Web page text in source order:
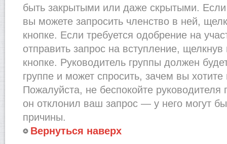
быть закрытыми или даже скрытыми. Если
вы можете запросить членство в ней,
кнопке. Если требуется одобрение на
отправить запрос на вступление,
кнопке. Руководитель группы должен
группе и может спросить, зачем вы хотите
Пожалуйста, не беспокойте
он отклонил ваш запрос — у него могут
причины.
Вернуться наверх